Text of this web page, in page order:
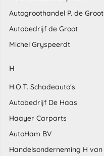
Autogroothandel P. de Groot
Autobedrijf de Groot
Michel Gryspeerdt
H
H.O.T. Schadeauto's
Autobedrijf De Haas
Haayer Carparts
AutoHam BV
Handelsonderneming H van